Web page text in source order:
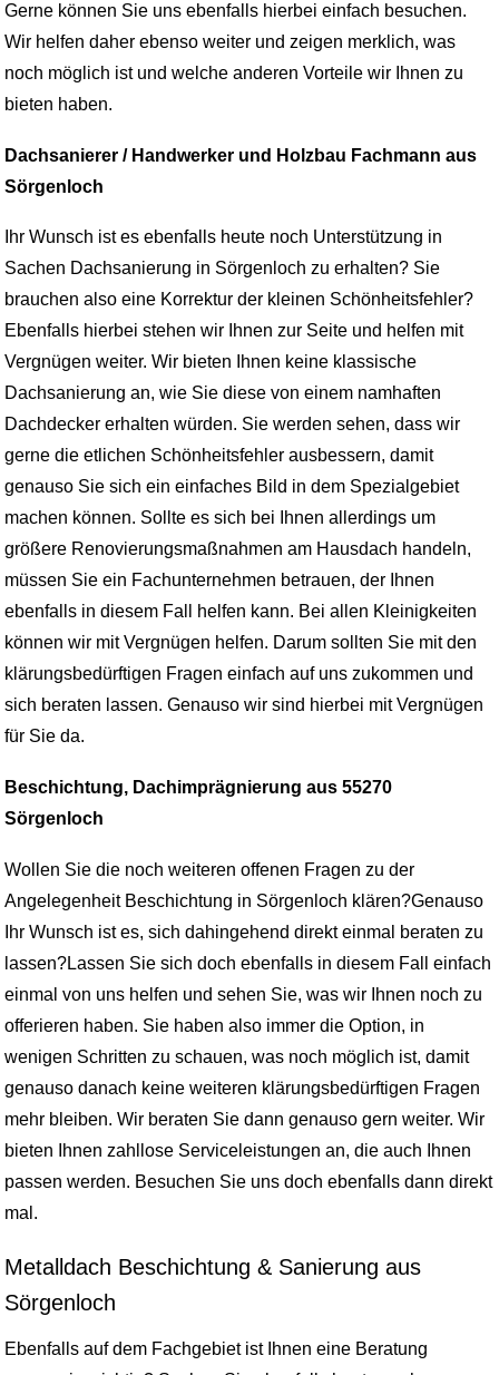
Gerne können Sie uns ebenfalls hierbei einfach besuchen.
Wir helfen daher ebenso weiter und zeigen merklich, was
noch möglich ist und welche anderen Vorteile wir Ihnen zu
bieten haben.
Dachsanierer / Handwerker und Holzbau Fachmann aus
Sörgenloch
Ihr Wunsch ist es ebenfalls heute noch Unterstützung in
Sachen Dachsanierung in Sörgenloch zu erhalten? Sie
brauchen also eine Korrektur der kleinen Schönheitsfehler?
Ebenfalls hierbei stehen wir Ihnen zur Seite und helfen mit
Vergnügen weiter. Wir bieten Ihnen keine klassische
Dachsanierung an, wie Sie diese von einem namhaften
Dachdecker erhalten würden. Sie werden sehen, dass wir
gerne die etlichen Schönheitsfehler ausbessern, damit
genauso Sie sich ein einfaches Bild in dem Spezialgebiet
machen können. Sollte es sich bei Ihnen allerdings um
größere Renovierungsmaßnahmen am Hausdach handeln,
müssen Sie ein Fachunternehmen betrauen, der Ihnen
ebenfalls in diesem Fall helfen kann. Bei allen Kleinigkeiten
können wir mit Vergnügen helfen. Darum sollten Sie mit den
klärungsbedürftigen Fragen einfach auf uns zukommen und
sich beraten lassen. Genauso wir sind hierbei mit Vergnügen
für Sie da.
Beschichtung, Dachimprägnierung aus 55270
Sörgenloch
Wollen Sie die noch weiteren offenen Fragen zu der
Angelegenheit Beschichtung in Sörgenloch klären?Genauso
Ihr Wunsch ist es, sich dahingehend direkt einmal beraten zu
lassen?Lassen Sie sich doch ebenfalls in diesem Fall einfach
einmal von uns helfen und sehen Sie, was wir Ihnen noch zu
offerieren haben. Sie haben also immer die Option, in
wenigen Schritten zu schauen, was noch möglich ist, damit
genauso danach keine weiteren klärungsbedürftigen Fragen
mehr bleiben. Wir beraten Sie dann genauso gern weiter. Wir
bieten Ihnen zahllose Serviceleistungen an, die auch Ihnen
passen werden. Besuchen Sie uns doch ebenfalls dann direkt
mal.
Metalldach Beschichtung & Sanierung aus
Sörgenloch
Ebenfalls auf dem Fachgebiet ist Ihnen eine Beratung